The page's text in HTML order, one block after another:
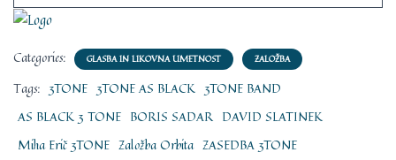
Categories: GLASBA IN LIKOVNA UMETNOST ZALOŽBA
Tags: 3TONE 3TONE AS BLACK 3TONE BAND
AS BLACK 3 TONE BORIS SADAR DAVID SLATINEK
Miha Erič 3TONE Založba Orbita ZASEDBA 3TONE